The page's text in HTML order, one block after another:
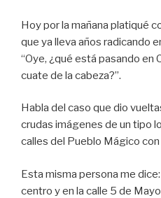
Hoy por la mañana platiqué
que ya lleva años radicando
“Oye, ¿qué está pasando en
cuate de la cabeza?”.
Habla del caso que dio
crudas imágenes de un tipo
calles del Pueblo Mágico
Esta misma persona me
centro y en la calle 5 de